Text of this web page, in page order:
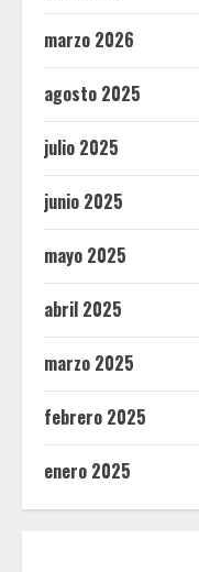
marzo 2026
agosto 2025
julio 2025
junio 2025
mayo 2025
abril 2025
marzo 2025
febrero 2025
enero 2025